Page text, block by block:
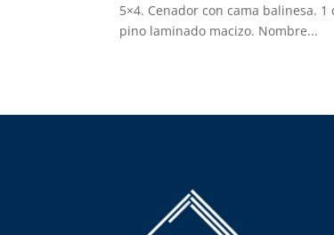
5×4. Cenador con cama balinesa.
pino laminado macizo. Nombre...